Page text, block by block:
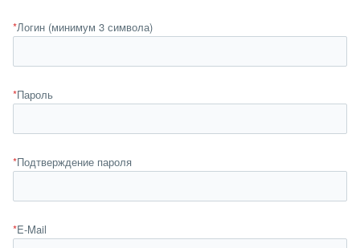
*Логин (минимум 3 символа)
*Пароль
*Подтверждение пароля
*E-Mail